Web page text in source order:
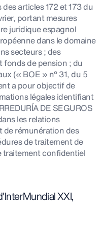
articles 172 et 173 du
portant mesures
juridique espagnol
dans le domaine
secteurs ; des
fonds de pension ; du
(« BOE » n° 31, du 5
a pour objectif de
légales identifiant
DE SEGUROS
les relations
de rémunération des
de traitement de
traitement confidentiel
XXI,